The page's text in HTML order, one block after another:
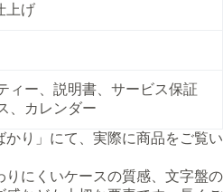
上げ
ィー、説明書、サービス保証
、カレンダー
り」にて、実際に商品をご覧い
りにくいケースの質感、文字盤の